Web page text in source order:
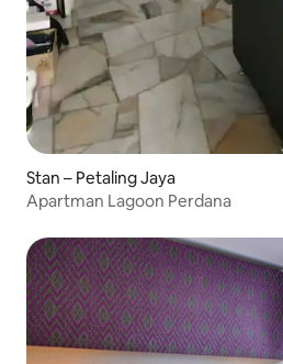
Stan – Petaling Jaya
Apartman Lagoon Perdana